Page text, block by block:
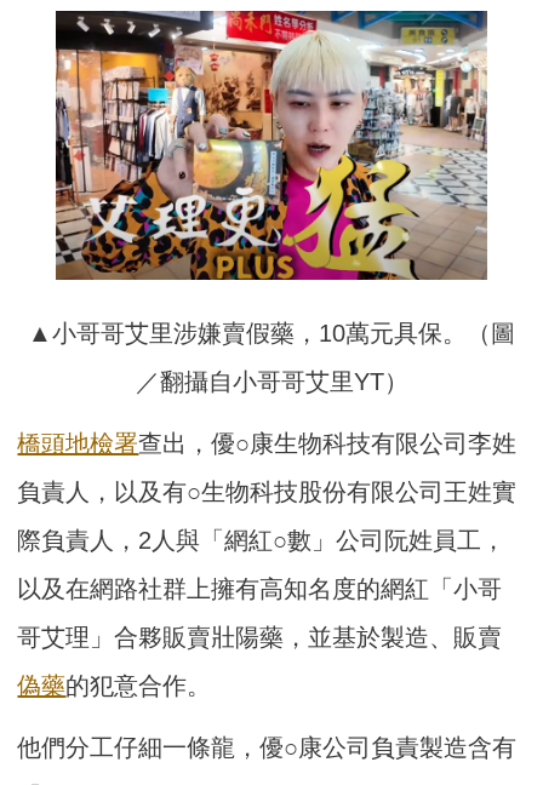
▲小哥哥艾里涉嫌賣假藥，10萬元具保。（圖
／翻攝自小哥哥艾里YT）
橋頭地檢署查出，優○康生物科技有限公司李姓
負責人，以及有○生物科技股份有限公司王姓實
際負責人，2人與「網紅○數」公司阮姓員工，
以及在網路社群上擁有高知名度的網紅「小哥
哥艾理」合夥販賣壯陽藥，並基於製造、販賣
偽藥的犯意合作。
他們分工仔細一條龍，優○康公司負責製造含有